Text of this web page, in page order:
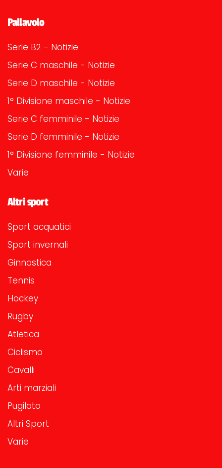
Pallavolo
Serie B2 - Notizie
Serie C maschile - Notizie
Serie D maschile - Notizie
1° Divisione maschile - Notizie
Serie C femminile - Notizie
Serie D femminile - Notizie
1° Divisione femminile - Notizie
Varie
Altri sport
Sport acquatici
Sport invernali
Ginnastica
Tennis
Hockey
Rugby
Atletica
Ciclismo
Cavalli
Arti marziali
Pugilato
Altri Sport
Varie